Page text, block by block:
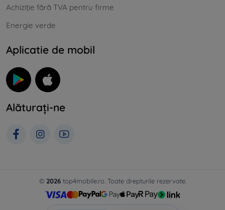
Achiziție fără TVA pentru firme
Energie verde
Aplicatie de mobil
Alăturați-ne
© 2026top4mobile.ro. Toate drepturile rezervate.